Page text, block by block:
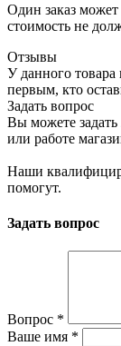
Один заказ
стоимость не
Отзывы
У данного товара
первым, кто
Задать вопрос
Вы можете
или работе
Наши
помогут.
Задать вопрос
Вопрос *
Ваше имя *